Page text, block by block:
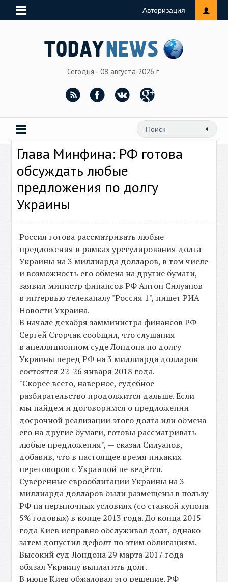
Авторизация
Сегодня - 08 августа 2026 г
Глава Минфина: РФ готова
обсуждать любые
предложения по долгу
Украины
Россия готова рассматривать любые
предложения в рамках урегулирования долга
Украины на 3 миллиарда долларов, в том числе
и возможность его обмена на другие бумаги,
заявил министр финансов РФ Антон Силуанов
в интервью телеканалу "Россия 1", пишет РИА
Новости Украина.
В начале декабря замминистра финансов РФ
Сергей Сторчак сообщил, что слушания
в апелляционном суде Лондона по долгу
Украины перед РФ на 3 миллиарда долларов
состоятся 22-26 января 2018 года.
"Скорее всего, наверное, судебное
разбирательство продолжится дальше. Если
мы найдем и договоримся о предложении
досрочной реализации этого долга или обмена
его на другие бумаги, готовы рассматривать
любые предложения", — сказал Силуанов,
добавив, что в настоящее время никаких
переговоров с Украиной не ведётся.
Суверенные еврооблигации Украины на 3
миллиарда долларов были размещены в пользу
РФ на нерыночных условиях (со ставкой купона
5% годовых) в конце 2013 года. До конца 2015
года Киев исправно обслуживал долг, однако
затем допустил дефолт по этим облигациям.
Высокий суд Лондона 29 марта 2017 года
обязал Украину выплатить долг.
В июне Киев обжаловал это решение. РФ